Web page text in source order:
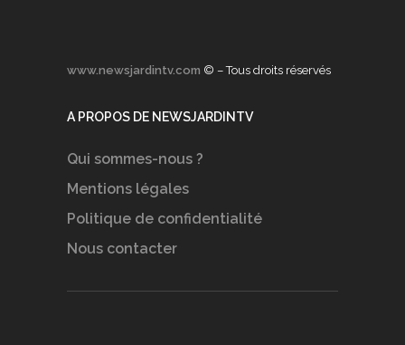
www.newsjardintv.com © – Tous droits réservés
A PROPOS DE NEWSJARDINTV
Qui sommes-nous ?
Mentions légales
Politique de confidentialité
Nous contacter